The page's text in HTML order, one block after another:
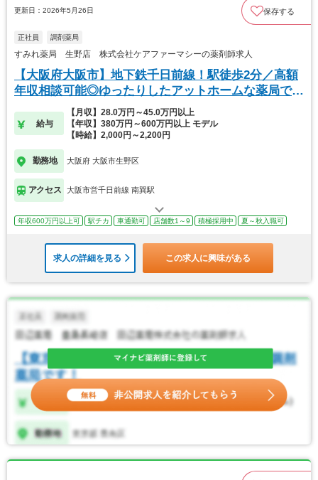
更新日：2026年5月26日 保存する
正社員 調剤薬局
すみれ薬局 生野店 株式会社ケアファーマシーの薬剤師求人
【大阪府大阪市】地下鉄千日前線！駅徒歩2分／高額
年収相談可能◎ゆったりしたアットホームな薬局で
給与
【月収】28.0万円～45.0万円以上
【年収】380万円～600万円以上 モデル
【時給】2,000円～2,200円
勤務地 大阪府 大阪市生野区
アクセス 大阪市営千日前線 南巽駅
年収600万円以上可 駅チカ 車通勤可 店舗数1～9 積極採用中 夏～秋入職可
求人の詳細を見る この求人に興味がある